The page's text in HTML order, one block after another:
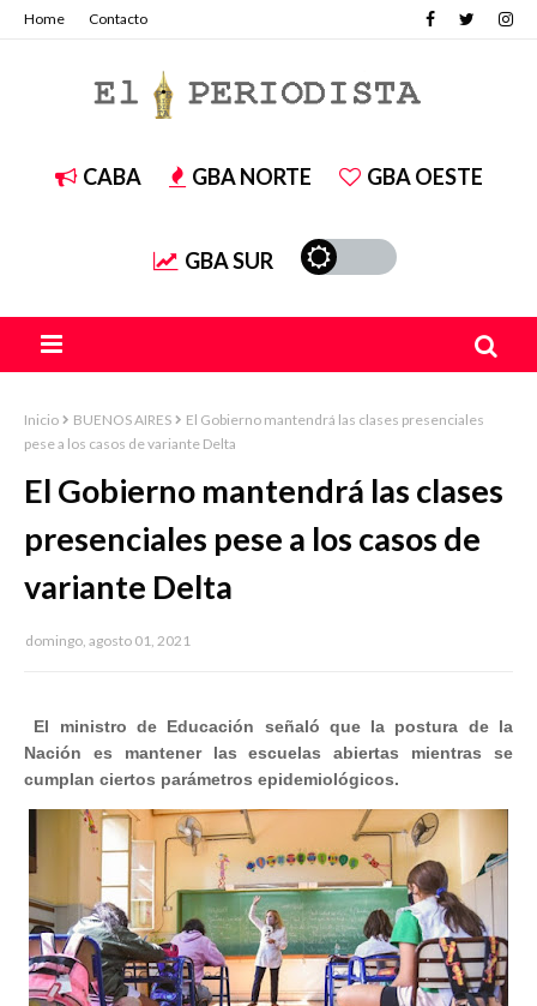
Home Contacto
CABA GBA NORTE GBA OESTE
GBA SUR
Inicio BUENOS AIRES
El Gobierno mantendrá las clases presenciales
pese a los casos de variante Delta
El Gobierno mantendrá las clases
presenciales pese a los casos de
variante Delta
domingo, agosto 01, 2021
El ministro de Educación señaló que la postura de la
Nación es mantener las escuelas abiertas mientras se
cumplan ciertos parámetros epidemiológicos.